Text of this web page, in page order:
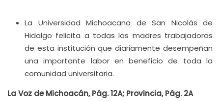
La Universidad Michoacana de San Nicolás de
Hidalgo felicita a todas las madres trabajadoras
de esta institución que diariamente desempeñan
una importante labor en beneficio de toda la
comunidad universitaria.
La Voz de Michoacán, Pág. 12A; Provincia, Pág. 2A